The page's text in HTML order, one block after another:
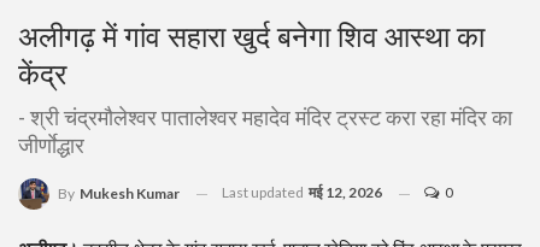
अलीगढ़ में गांव सहारा खुर्द बनेगा शिव आस्था का
केंद्र
- श्री चंद्रमौलेश्वर पातालेश्वर महादेव मंदिर ट्रस्ट करा रहा मंदिर का
जीर्णाेद्धार
By Mukesh Kumar Last updated मई 12, 2026 0